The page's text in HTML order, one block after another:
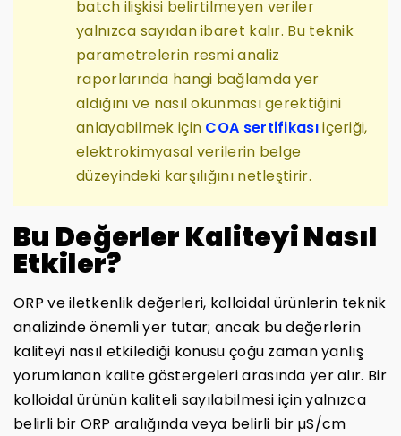
batch ilişkisi belirtilmeyen veriler
yalnızca sayıdan ibaret kalır. Bu teknik
parametrelerin resmi analiz
raporlarında hangi bağlamda yer
aldığını ve nasıl okunması gerektiğini
anlayabilmek için COA sertifikasıiçeriği,
elektrokimyasal verilerin belge
düzeyindeki karşılığını netleştirir.
Bu Değerler Kaliteyi Nasıl
Etkiler?
ORP ve iletkenlik değerleri, kolloidal ürünlerin teknik
analizinde önemli yer tutar; ancak bu değerlerin
kaliteyi nasıl etkilediği konusu çoğu zaman yanlış
yorumlanan kalite göstergeleri arasında yer alır. Bir
kolloidal ürünün kaliteli sayılabilmesi için yalnızca
belirli bir ORP aralığında veya belirli bir µS/cm